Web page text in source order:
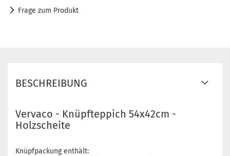
Frage zum Produkt
BESCHREIBUNG
Vervaco - Knüpfteppich 54x42cm -
Holzscheite
Knüpfpackung enthält: